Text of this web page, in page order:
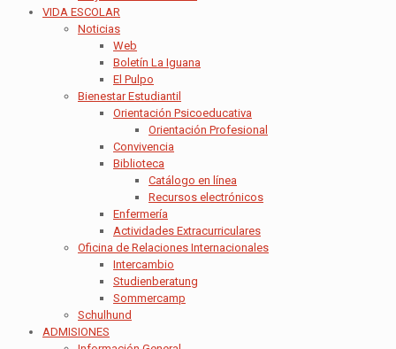
VIDA ESCOLAR
Noticias
Web
Boletín La Iguana
El Pulpo
Bienestar Estudiantil
Orientación Psicoeducativa
Orientación Profesional
Convivencia
Biblioteca
Catálogo en línea
Recursos electrónicos
Enfermería
Actividades Extracurriculares
Oficina de Relaciones Internacionales
Intercambio
Studienberatung
Sommercamp
Schulhund
ADMISIONES